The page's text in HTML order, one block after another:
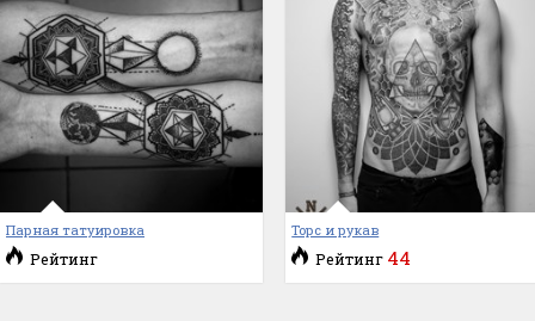
Парная татуировка
Рейтинг
Торс и рукав
Рейтинг 44